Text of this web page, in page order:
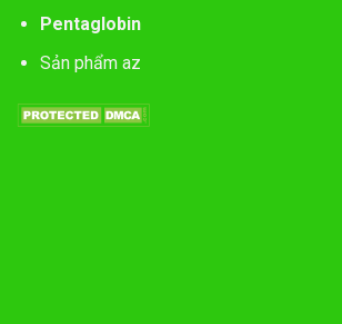
Pentaglobin
Sản phẩm az